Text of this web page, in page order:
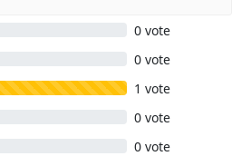
0 vote
0 vote
1 vote
0 vote
0 vote